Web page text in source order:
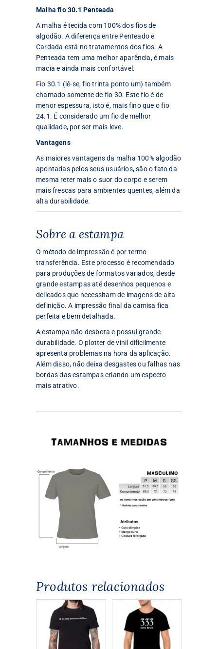
Malha fio 30.1 Penteada
A malha é tecida com 100% dos fios de
algodão. A diferença entre Penteado e
Cardada está no tratamentos dos fios. A
Penteada tem uma melhor aparência, é mais
macia e ainda mais confortável.
Fio 30.1 (lê-se, fio trinta ponto um) também
chamado somente de fio 30. Este fio é de
menor espessura, isto é, mais fino que o fio
24.1. É considerado um fio de melhor
qualidade, por ser mais leve.
Vantagens
As maiores vantagens da malha 100% algodão
apontadas pelos seus usuários, são o fato da
mesma reter mais o suor do corpo e serem
mais frescas para ambientes quentes, além da
alta durabilidade.
Sobre a estampa
O método de impressão é por termo
transferência. Este processo é recomendado
para produções de formatos variados, desde
grande estampas até desenhos pequenos e
delicados que necessitam de imagens de alta
definição. A impressão final da camisa fica
perfeita e bem detalhada.
A estampa não desbota e possui grande
durabilidade. O plotter de vinil dificilmente
apresenta problemas na hora da aplicação.
Além disso, não deixa desgastes ou falhas nas
bordas das estampas criando um especto
mais atrativo.
Produtos relacionados